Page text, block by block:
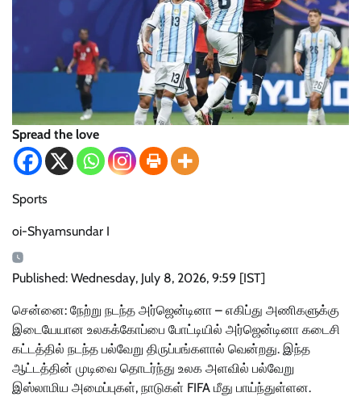
Spread the love
Sports
oi-Shyamsundar I
Published: Wednesday, July 8, 2026, 9:59 [IST]
சென்னை: நேற்று நடந்த அர்ஜென்டினா – எகிப்து அணிகளுக்கு
இடையேயான உலகக்கோப்பை போட்டியில் அர்ஜென்டினா கடைசி
கட்டத்தில் நடந்த பல்வேறு திருப்பங்களால் வென்றது. இந்த
ஆட்டத்தின் முடிவை தொடர்ந்து உலக அளவில் பல்வேறு
இஸ்லாமிய அமைப்புகள், நாடுகள் FIFA மீது பாய்ந்துள்ளன.